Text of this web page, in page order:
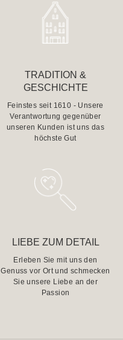
TRADITION &
GESCHICHTE
Feinstes seit 1610 - Unsere
Verantwortung gegenüber
unseren Kunden ist uns das
höchste Gut
LIEBE ZUM DETAIL
Erleben Sie mit uns den
Genuss vor Ort und schmecken
Sie unsere Liebe an der
Passion